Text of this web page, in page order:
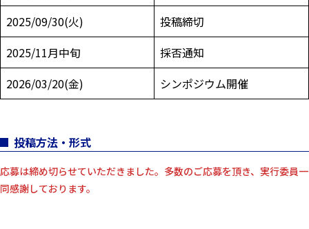
2025/09/30(火)
投稿締切
2025/11月中旬
採否通知
2026/03/20(金)
シンポジウム開催
投稿方法・形式
応募は締め切らせていただきました。多数のご応募を頂き、実行委員一
同感謝しております。